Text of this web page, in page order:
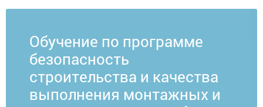
Обучение по программе
безопасность
строительства и качества
выполнения монтажных и